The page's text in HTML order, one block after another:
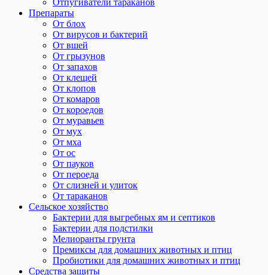
Препараты
От блох
От вирусов и бактерий
От вшей
От грызунов
От запахов
От клещей
От клопов
От комаров
От короедов
От муравьев
От мух
От мха
От ос
От пауков
От пероеда
От слизней и улиток
От тараканов
Сельское хозяйство
Бактерии для выгребных ям и септиков
Бактерии для подстилки
Мелиоранты грунта
Премиксы для домашних животных и птиц
Пробиотики для домашних животных и птиц
Средства защиты